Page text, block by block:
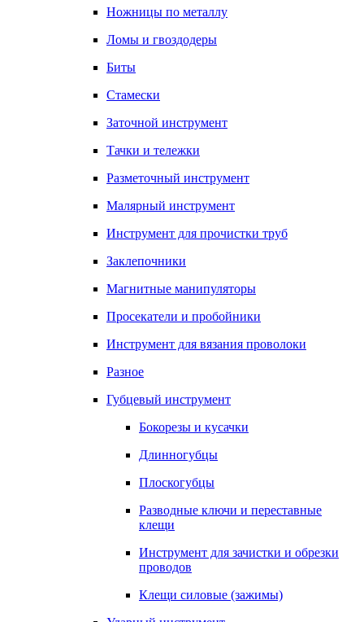
Ножницы по металлу
Ломы и гвоздодеры
Биты
Стамески
Заточной инструмент
Тачки и тележки
Разметочный инструмент
Малярный инструмент
Инструмент для прочистки труб
Заклепочники
Магнитные манипуляторы
Просекатели и пробойники
Инструмент для вязания проволоки
Разное
Губцевый инструмент
Бокорезы и кусачки
Длинногубцы
Плоскогубцы
Разводные ключи и переставные
клещи
Инструмент для зачистки и обрезки
проводов
Клещи силовые (зажимы)